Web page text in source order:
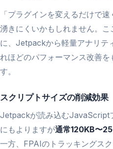
「プラグインを変えるだけで
湧きにくいかもしれません。
に、Jetpackから軽量アナリテ
れほどのパフォーマンス改善
す。
スクリプトサイズの削減効果
Jetpackが読み込むJavaScript
にもよりますが通常120KB〜
一方、FPAIのトラッキングス